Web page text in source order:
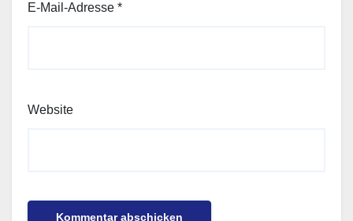
E-Mail-Adresse *
Website